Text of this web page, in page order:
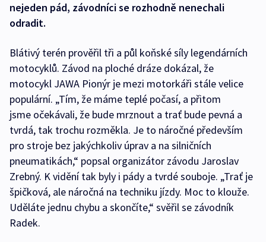
nejeden pád, závodníci se rozhodně nenechali
odradit.
Blátivý terén prověřil tři a půl koňské síly legendárních
motocyklů. Závod na ploché dráze dokázal, že
motocykl JAWA Pionýr je mezi motorkáři stále velice
populární. „Tím, že máme teplé počasí, a přitom
jsme očekávali, že bude mrznout a trať bude pevná a
tvrdá, tak trochu rozměkla. Je to náročné především
pro stroje bez jakýchkoliv úprav a na silničních
pneumatikách,“ popsal organizátor závodu Jaroslav
Zrebný. K vidění tak byly i pády a tvrdé souboje. „Trať je
špičková, ale náročná na techniku jízdy. Moc to klouže.
Uděláte jednu chybu a skončíte,“ svěřil se závodník
Radek.